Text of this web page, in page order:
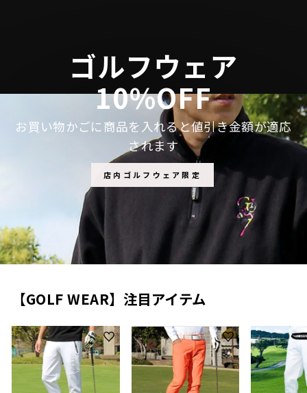
ゴルフウェア
10%OFF
お買い物かごに商品を入れると値引き金額が適応
されます
店内ゴルフウェア限定
【GOLF WEAR】注目アイテム